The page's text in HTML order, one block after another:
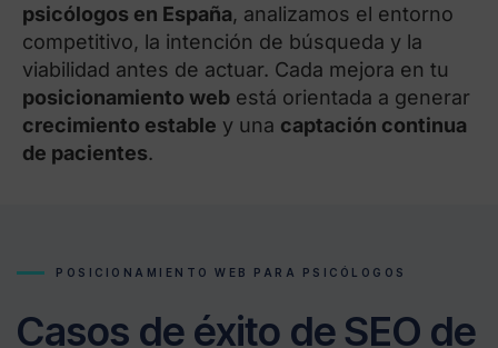
psicólogos en España, analizamos el entorno
competitivo, la intención de búsqueda y la
viabilidad antes de actuar. Cada mejora en tu
posicionamiento web está orientada a generar
crecimiento estable y una captación continua
de pacientes.
POSICIONAMIENTO WEB PARA PSICÓLOGOS
Casos de éxito de SEO de